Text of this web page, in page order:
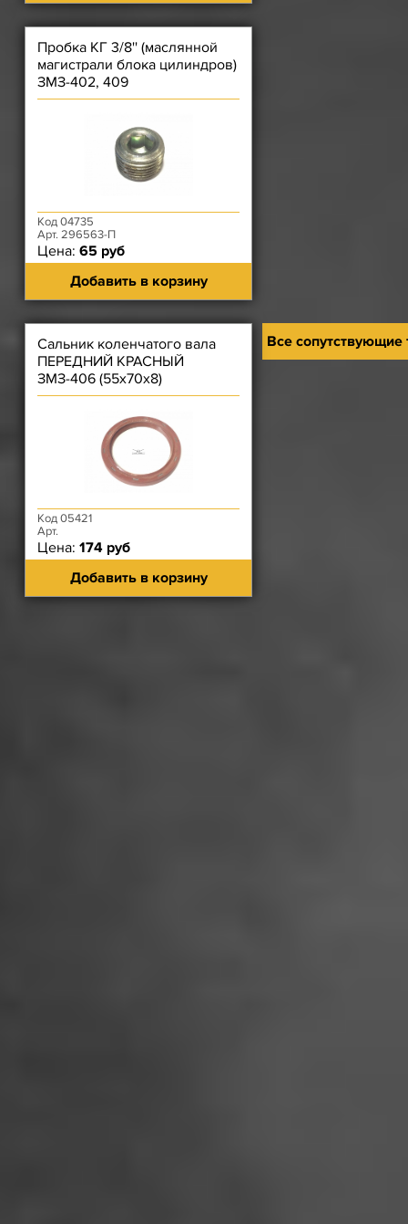
Пробка КГ 3/8'' (маслянной
магистрали блока цилиндров)
ЗМЗ-402, 409
Код 04735
Арт. 296563-П
Цена: 65 руб
Добавить в корзину
Сальник коленчатого вала
ПЕРЕДНИЙ КРАСНЫЙ
ЗМЗ-406 (55х70х8)
Код 05421
Арт.
Цена: 174 руб
Добавить в корзину
Все сопутствующие